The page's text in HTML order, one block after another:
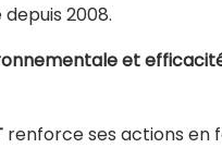
2008.
et
renforce ses actions en